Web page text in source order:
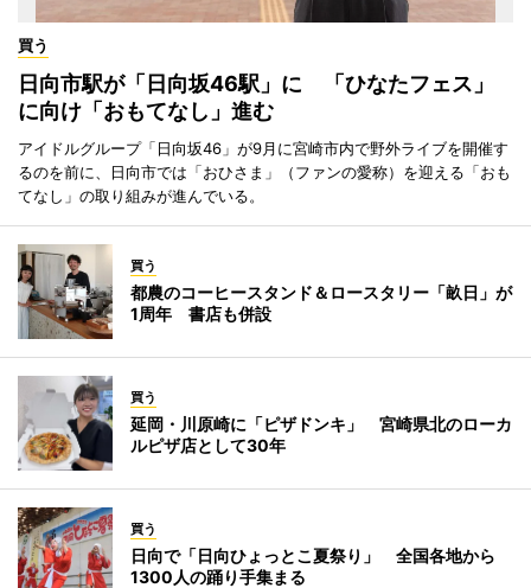
買う
日向市駅が「日向坂46駅」に 「ひなたフェス」
に向け「おもてなし」進む
アイドルグループ「日向坂46」が9月に宮崎市内で野外ライブを開催す
るのを前に、日向市では「おひさま」（ファンの愛称）を迎える「おも
てなし」の取り組みが進んでいる。
買う
都農のコーヒースタンド＆ロースタリー「畝日」が
1周年 書店も併設
買う
延岡・川原崎に「ピザドンキ」 宮崎県北のローカ
ルピザ店として30年
買う
日向で「日向ひょっとこ夏祭り」 全国各地から
1300人の踊り手集まる